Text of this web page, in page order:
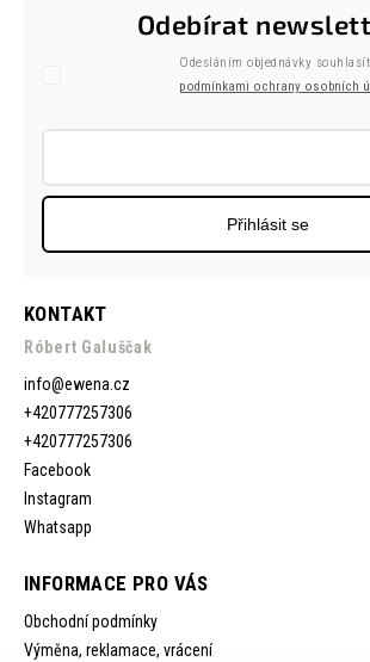
KONTAKT
Róbert Galuščak
info@ewena.cz
+420777257306
+420777257306
Facebook
Instagram
Whatsapp
INFORMACE PRO VÁS
Obchodní podmínky
Výměna, reklamace, vrácení
Odebírat
Odesláním objednávky
podmínkami ochrany osobních
Přihlásit se